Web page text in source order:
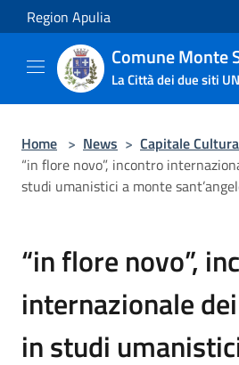
Salta al contenuto principale
Region Apulia
Comune Monte
La Città dei due siti
Home > News > Capitale
“in flore novo”, incontro
studi umanistici a monte
“in flore novo”,
internazionale
in studi